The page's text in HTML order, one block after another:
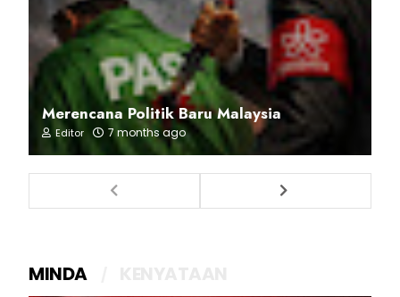
Merencana Politik Baru Malaysia
Editor 7 months ago
MINDA